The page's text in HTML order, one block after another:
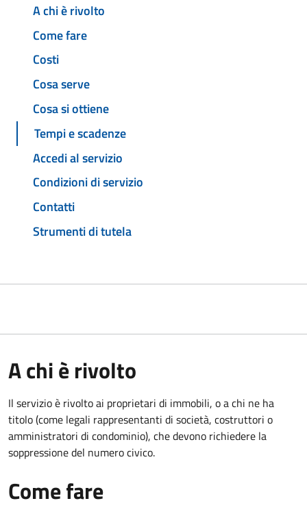
A chi è rivolto
Come fare
Costi
Cosa serve
Cosa si ottiene
Tempi e scadenze
Accedi al servizio
Condizioni di servizio
Contatti
Strumenti di tutela
A chi è rivolto
Il servizio è rivolto ai proprietari di immobili, o a chi ne ha
titolo (come legali rappresentanti di società, costruttori o
amministratori di condominio), che devono richiedere la
soppressione del numero civico.
Come fare